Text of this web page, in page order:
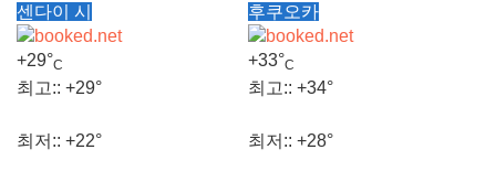
최저::+25°
일, 09.08.2026
최저::+27°
일, 09.08.2026
센다이 시
+29°C
최고:: +29°
최저:: +22°
후쿠오카
+33°C
최고:: +34°
최저:: +28°